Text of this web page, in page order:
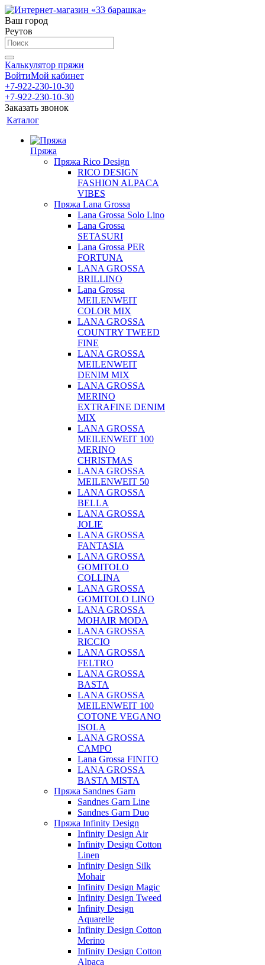
Ваш город
Реутов
Калькулятор пряжи
ВойтиМой кабинет
+7-922-230-10-30
+7-922-230-10-30
Заказать звонок
Каталог
Пряжа
Пряжа Rico Design
RICO DESIGN
FASHION ALPACA
VIBES
Пряжа Lana Grossa
Lana Grossa Solo Lino
Lana Grossa
SETASURI
Lana Grossa PER
FORTUNA
LANA GROSSA
BRILLINO
Lana Grossa
MEILENWEIT
COLOR MIX
LANA GROSSA
COUNTRY TWEED
FINE
LANA GROSSA
MEILENWEIT
DENIM MIX
LANA GROSSA
MERINO
EXTRAFINE DENIM
MIX
LANA GROSSA
MEILENWEIT 100
MERINO
CHRISTMAS
LANA GROSSA
MEILENWEIT 50
LANA GROSSA
BELLA
LANA GROSSA
JOLIE
LANA GROSSA
FANTASIA
LANA GROSSA
GOMITOLO
COLLINA
LANA GROSSA
GOMITOLO LINO
LANA GROSSA
MOHAIR MODA
LANA GROSSA
RICCIO
LANA GROSSA
FELTRO
LANA GROSSA
BASTA
LANA GROSSA
MEILENWEIT 100
COTONE VEGANO
ISOLA
LANA GROSSA
CAMPO
Lana Grossa FINITO
LANA GROSSA
BASTA MISTA
Пряжа Sandnes Garn
Sandnes Garn Line
Sandnes Garn Duo
Пряжа Infinity Design
Infinity Design Air
Infinity Design Cotton
Linen
Infinity Design Silk
Mohair
Infinity Design Magic
Infinity Design Tweed
Infinity Design
Aquarelle
Infinity Design Cotton
Merino
Infinity Design Cotton
Alpaca